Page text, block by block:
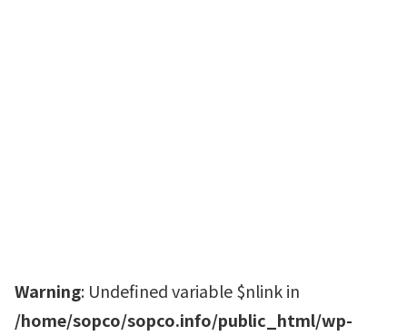
Warning: Undefined variable $nlink in
/home/sopco/sopco.info/public_html/wp-